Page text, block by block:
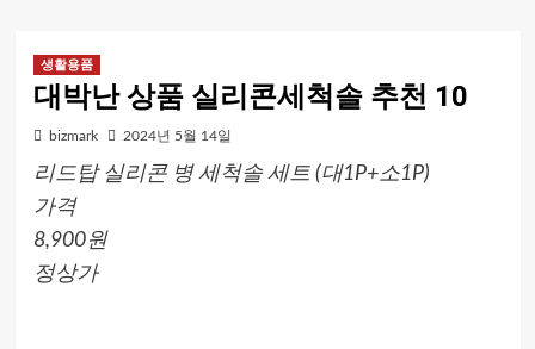
생활용품
대박난 상품 실리콘세척솔 추천 10
bizmark 2024년 5월 14일
리드탑 실리콘 병 세척솔 세트 (대1P+소1P)
가격
8,900원
정상가